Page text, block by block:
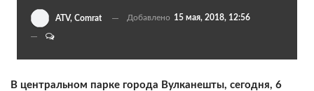
ATV, Comrat Добавлено 15 мая, 2018, 12:56
В центральном парке города Вулканешты, сегодня, 6